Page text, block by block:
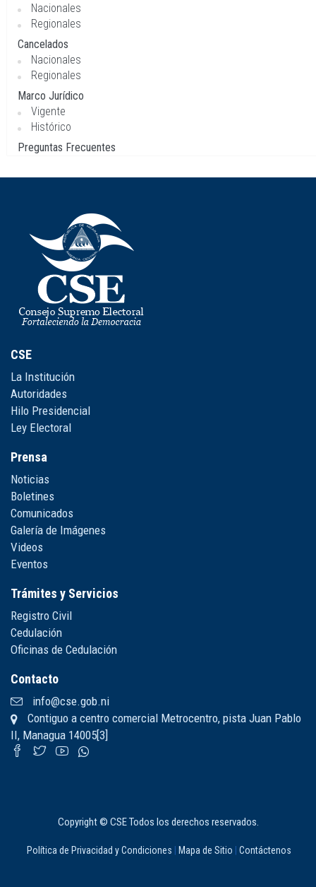
Nacionales
Regionales
Cancelados
Nacionales
Regionales
Marco Jurídico
Vigente
Histórico
Preguntas Frecuentes
CSE
La Institución
Autoridades
Hilo Presidencial
Ley Electoral
Prensa
Noticias
Boletines
Comunicados
Galería de Imágenes
Videos
Eventos
Trámites y Servicios
Registro Civil
Cedulación
Oficinas de Cedulación
Contacto
info@cse.gob.ni
Contiguo a centro comercial Metrocentro, pista Juan Pablo
II, Managua 14005[3]
Copyright © CSE Todos los derechos reservados.
Política de Privacidad y Condiciones Mapa de Sitio Contáctenos